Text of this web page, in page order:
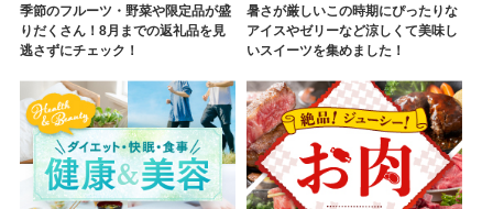
季節のフルーツ・野菜や限定品が盛
りだくさん！8月までの返礼品を見
逃さずにチェック！
暑さが厳しいこの時期にぴったりな
アイスやゼリーなど涼しくて美味し
いスイーツを集めました！